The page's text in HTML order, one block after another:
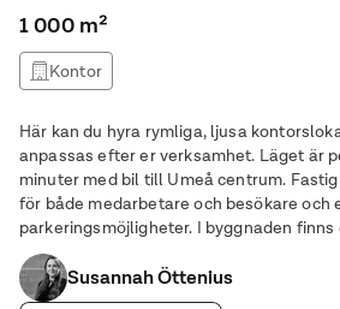
1 000 m²
Kontor
Här kan du hyra rymliga, ljusa
anpassas efter er verksamhet. Läget är
minuter med bil till Umeå centrum.
för både medarbetare och besökare och
parkeringsmöjligheter. I byggnaden
Susannah Öttenius